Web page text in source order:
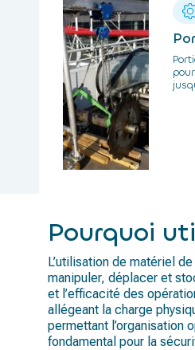
Pourquoi
L’utilisation de matériel
manipuler, déplacer et
et l’efficacité des
allégeant la charge
permettant l’organisation
fondamental pour la